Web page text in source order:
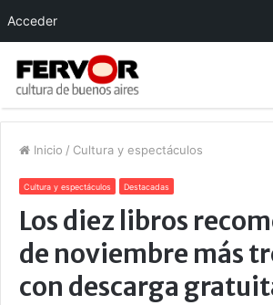
Inicio / Cultura y espectáculos
Cultura y espectáculos Destacadas
Los diez libros
de noviembre más
con descarga
Acceder